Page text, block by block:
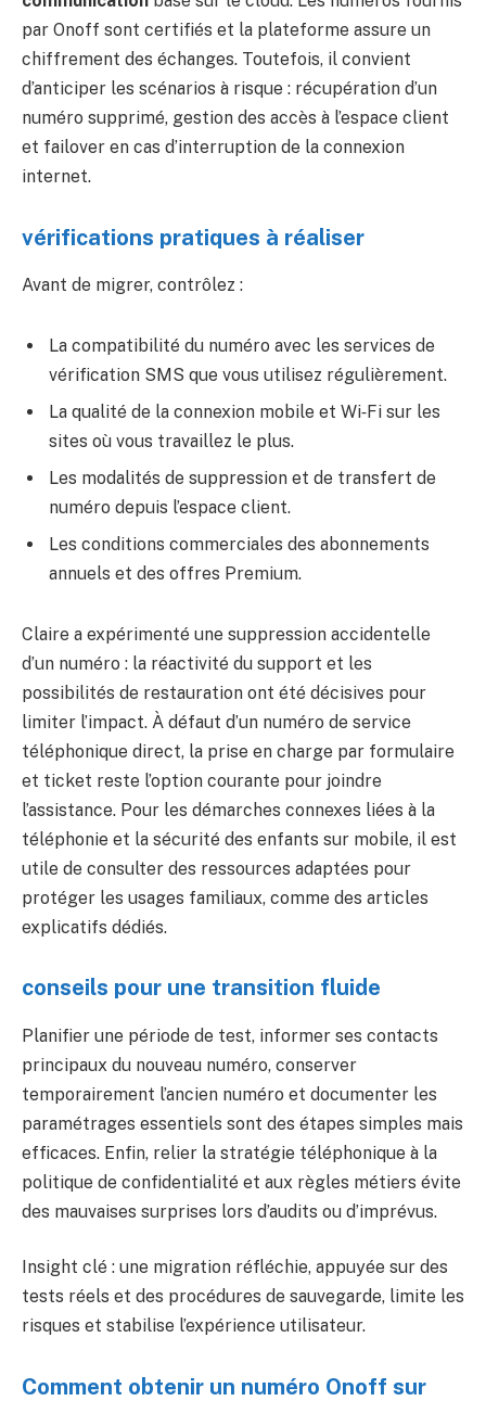
par Onoff sont certifiés et la plateforme assure un
chiffrement des échanges. Toutefois, il convient
d’anticiper les scénarios à risque : récupération d’un
numéro supprimé, gestion des accès à l’espace client
et failover en cas d’interruption de la connexion
internet.
vérifications pratiques à réaliser
Avant de migrer, contrôlez :
La compatibilité du numéro avec les services de
vérification SMS que vous utilisez régulièrement.
La qualité de la connexion mobile et Wi‑Fi sur les
sites où vous travaillez le plus.
Les modalités de suppression et de transfert de
numéro depuis l’espace client.
Les conditions commerciales des abonnements
annuels et des offres Premium.
Claire a expérimenté une suppression accidentelle
d’un numéro : la réactivité du support et les
possibilités de restauration ont été décisives pour
limiter l’impact. À défaut d’un numéro de service
téléphonique direct, la prise en charge par formulaire
et ticket reste l’option courante pour joindre
l’assistance. Pour les démarches connexes liées à la
téléphonie et la sécurité des enfants sur mobile, il est
utile de consulter des ressources adaptées pour
protéger les usages familiaux, comme des articles
explicatifs dédiés.
conseils pour une transition fluide
Planifier une période de test, informer ses contacts
principaux du nouveau numéro, conserver
temporairement l’ancien numéro et documenter les
paramétrages essentiels sont des étapes simples mais
efficaces. Enfin, relier la stratégie téléphonique à la
politique de confidentialité et aux règles métiers évite
des mauvaises surprises lors d’audits ou d’imprévus.
Insight clé : une migration réfléchie, appuyée sur des
tests réels et des procédures de sauvegarde, limite les
risques et stabilise l’expérience utilisateur.
Comment obtenir un numéro Onoff sur